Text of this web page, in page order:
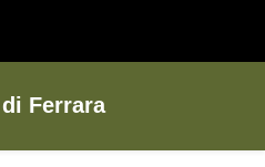
Ferrara